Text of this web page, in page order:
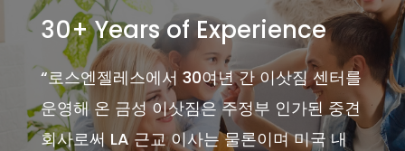
30+ Years of Experience
“로스엔젤레스에서 30여년 간 이삿짐 센터를
운영해 온 금성 이삿짐은 주정부 인가된 중견
회사로써 LA 근교 이사는 물론이며 미국 내